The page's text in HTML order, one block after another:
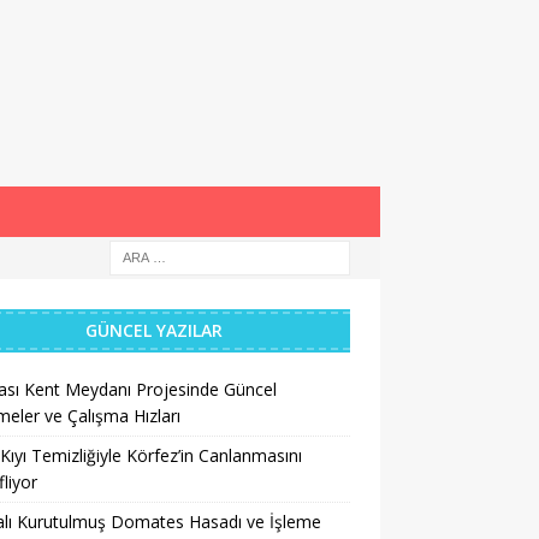
GÜNCEL YAZILAR
Kent Meydanı Projesinde Güncel
ve Çalışma Hızları
Temizliğiyle Körfez’in Canlanmasını
Kurutulmuş Domates Hasadı ve İşleme